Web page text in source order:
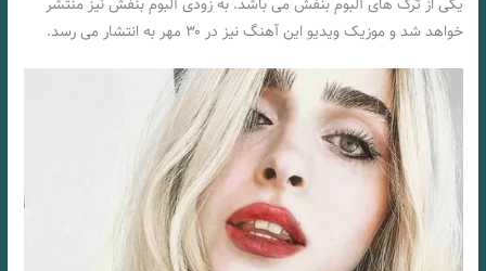
خواهد شد و موزیک ویدیو این آهنگ نیز در ۳۰ مهر به انتشار می رسد.